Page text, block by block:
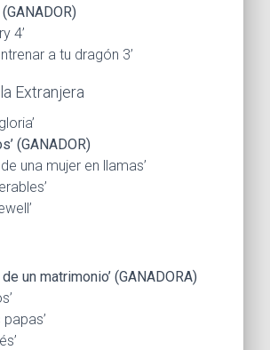
(GANADOR)
4’
a tu dragón 3’
Extranjera
(GANADOR)
una mujer en llamas’
un matrimonio’ (GANADORA)
papas’